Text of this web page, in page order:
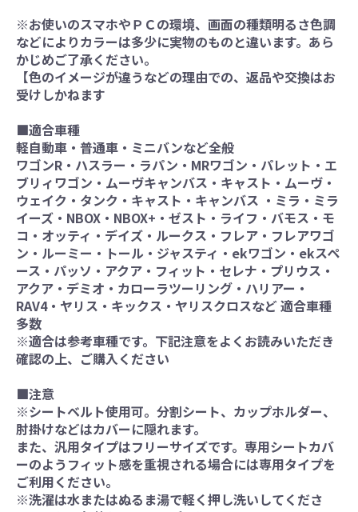
※お使いのスマホやＰＣの環境、画面の種類明るさ色調
などによりカラーは多少に実物のものと違います。あら
かじめご了承ください。
【色のイメージが違うなどの理由での、返品や交換はお
受けしかねます
■適合車種
軽自動車・普通車・ミニバンなど全般
ワゴンR・ハスラー・ラパン・MRワゴン・パレット・エ
ブリィワゴン・ムーヴキャンバス・キャスト・ムーヴ・
ウェイク・タンク・キャスト・キャンバス ・ミラ・ミラ
イーズ・NBOX・NBOX+・ゼスト・ライフ・バモス・モ
コ・オッティ・デイズ・ルークス・フレア・フレアワゴ
ン・ルーミー・トール・ジャスティ・ekワゴン・ekスペ
ース・パッソ・アクア・フィット・セレナ・プリウス・
アクア・デミオ・カローラツーリング・ハリアー・
RAV4・ヤリス・キックス・ヤリスクロスなど 適合車種
多数
※適合は参考車種です。下記注意をよくお読みいただき
確認の上、ご購入ください
■注意
※シートベルト使用可。分割シート、カップホルダー、
肘掛けなどはカバーに隠れます。
また、汎用タイプはフリーサイズです。専用シートカバ
ーのようフィット感を重視される場合には専用タイプを
ご利用ください。
※洗濯は水またはぬるま湯で軽く押し洗いしてくださ